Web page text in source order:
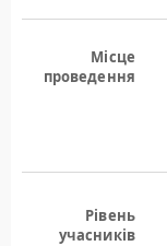
Місце
проведення
Рівень
учасників